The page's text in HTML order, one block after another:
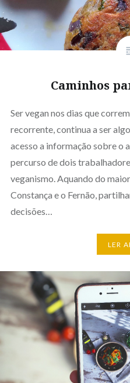
Caminhos
Ser vegan nos dias que
recorrente, continua a ser
acesso a informação sobre o
percurso de dois
veganismo. Aquando do
Constança e o Fernão,
decisões…
LER